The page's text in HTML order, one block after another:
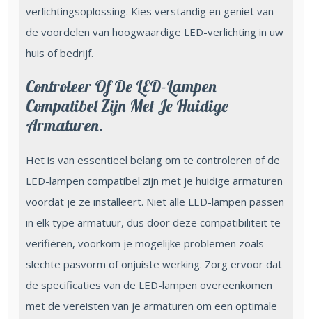
verlichtingsoplossing. Kies verstandig en geniet van
de voordelen van hoogwaardige LED-verlichting in uw
huis of bedrijf.
Controleer Of De LED-Lampen
Compatibel Zijn Met Je Huidige
Armaturen.
Het is van essentieel belang om te controleren of de
LED-lampen compatibel zijn met je huidige armaturen
voordat je ze installeert. Niet alle LED-lampen passen
in elk type armatuur, dus door deze compatibiliteit te
verifiëren, voorkom je mogelijke problemen zoals
slechte pasvorm of onjuiste werking. Zorg ervoor dat
de specificaties van de LED-lampen overeenkomen
met de vereisten van je armaturen om een optimale